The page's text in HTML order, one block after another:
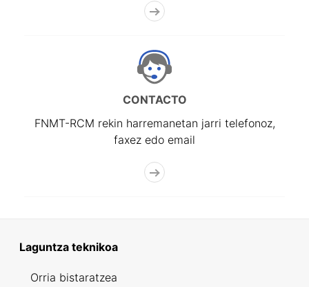
CONTACTO
FNMT-RCM rekin harremanetan jarri telefonoz,
faxez edo email
Laguntza teknikoa
Orria bistaratzea